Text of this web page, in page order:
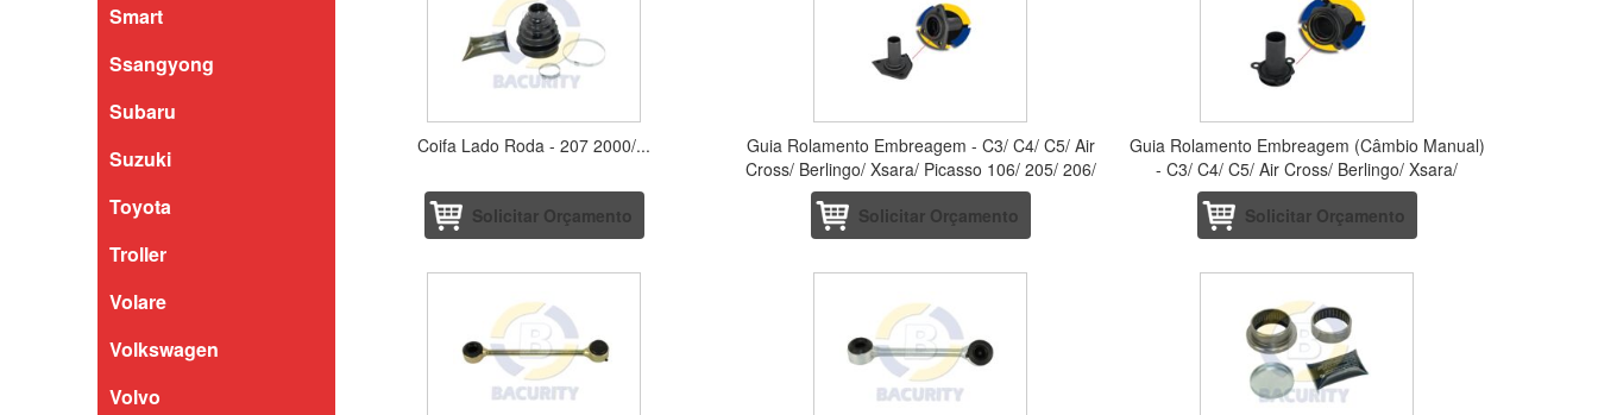
Smart
Ssangyong
Subaru
Suzuki
Toyota
Troller
Volare
Volkswagen
Volvo
Coifa Lado Roda - 207 2000/...
Solicitar Orçamento
Guia Rolamento Embreagem - C3/ C4/ C5/ Air
Cross/ Berlingo/ Xsara/ Picasso 106/ 205/ 206/
207/ 306/
Solicitar Orçamento
Guia Rolamento Embreagem (Câmbio Manual)
- C3/ C4/ C5/ Air Cross/ Berlingo/ Xsara/
Picasso 106/ 205
Solicitar Orçamento